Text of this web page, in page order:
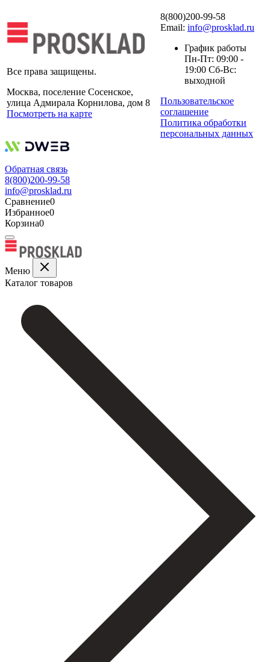
Все права защищены.
Москва, поселение Сосенское,
улица Адмирала Корнилова, дом 8
Посмотреть на карте
8(800)200-99-58
Email: info@prosklad.ru
График работы
Пн-Пт: 09:00 -
19:00 Сб-Вс:
выходной
Пользовательское
соглашение
Политика обработки
персональных данных
Обратная связь
8(800)200-99-58
info@prosklad.ru
Сравнение0
Избранное0
Корзина0
Меню
Каталог товаров